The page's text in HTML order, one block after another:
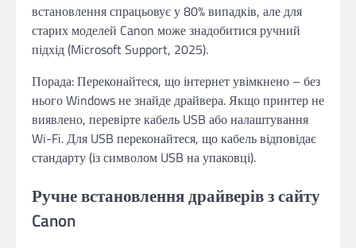
встановлення спрацьовує у 80% випадків, але для
старих моделей Canon може знадобитися ручний
підхід (Microsoft Support, 2025).
Порада: Переконайтеся, що інтернет увімкнено – без
нього Windows не знайде драйвера. Якщо принтер не
виявлено, перевірте кабель USB або налаштування
Wi-Fi. Для USB переконайтеся, що кабель відповідає
стандарту (із символом USB на упаковці).
Ручне встановлення драйверів з сайту
Canon